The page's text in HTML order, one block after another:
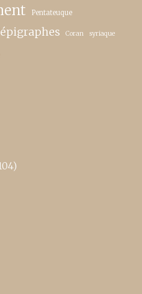
Pentateuque
Coran syriaque